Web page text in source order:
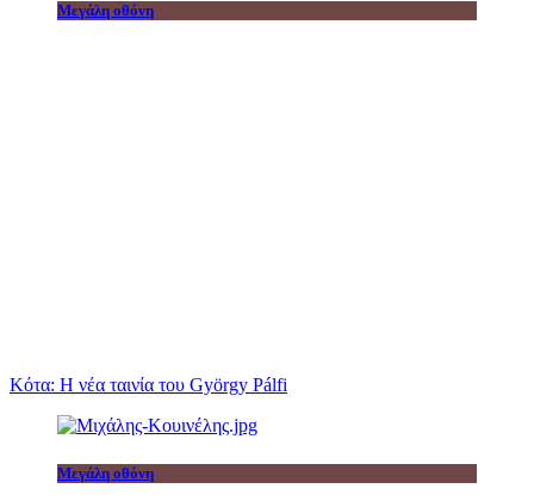
Μεγάλη οθόνη
Κότα: Η νέα ταινία του György Pálfi
Μεγάλη οθόνη